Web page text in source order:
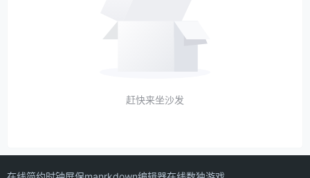
赶快来坐沙发